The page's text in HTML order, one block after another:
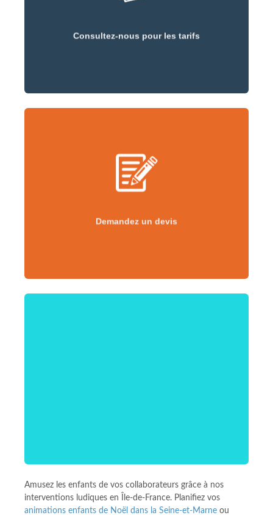
Consultez-nous pour les tarifs
Demandez un devis
Demandez un devis
Amusez les enfants de vos collaborateurs grâce à nos
interventions ludiques en Île-de-France. Planifiez vos
animations enfants de Noël dans la Seine-et-Marne ou